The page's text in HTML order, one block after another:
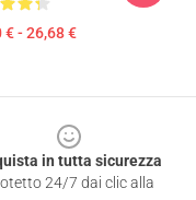
€ - 26,68 €
in tutta sicurezza
24/7 dai clic alla